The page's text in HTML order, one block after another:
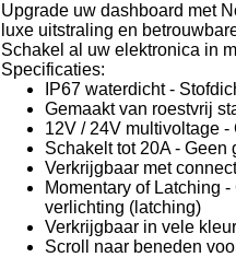
Upgrade uw dashboard met
luxe uitstraling en
Schakel al uw elektronica in
Specificaties:
IP67 waterdicht -
Gemaakt van roestvrij
12V / 24V multivoltage
Schakelt tot 20A - Geen
Verkrijgbaar met
Momentary of Latching
verlichting (latching)
Verkrijgbaar in vele
Scroll naar beneden